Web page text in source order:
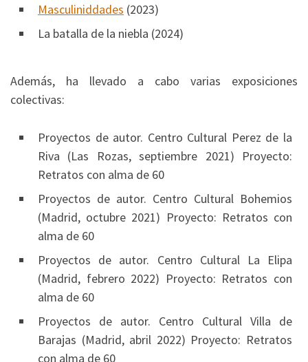
Masculiniddades (2023)
La batalla de la niebla (2024)
Además, ha llevado a cabo varias exposiciones
colectivas:
Proyectos de autor. Centro Cultural Perez de la
Riva (Las Rozas, septiembre 2021) Proyecto:
Retratos con alma de 60
Proyectos de autor. Centro Cultural Bohemios
(Madrid, octubre 2021) Proyecto: Retratos con
alma de 60
Proyectos de autor. Centro Cultural La Elipa
(Madrid, febrero 2022) Proyecto: Retratos con
alma de 60
Proyectos de autor. Centro Cultural Villa de
Barajas (Madrid, abril 2022) Proyecto: Retratos
con alma de 60